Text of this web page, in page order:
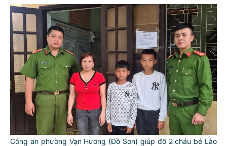
Công an phường Vạn Hương (Đồ Sơn) giúp đỡ 2 cháu bé Lào